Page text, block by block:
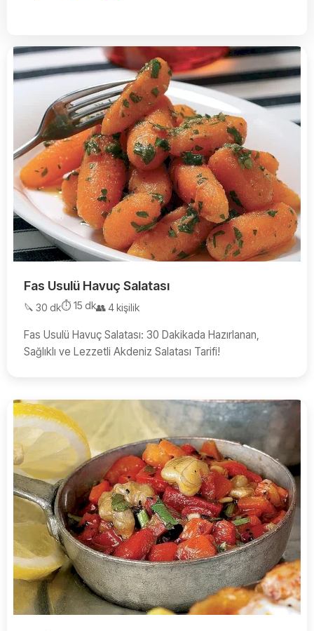
Fas Usulü Havuç Salatası
🔪 30 dk⏱️ 15 dk👥 4 kişilik
Fas Usulü Havuç Salatası: 30 Dakikada Hazırlanan,
Sağlıklı ve Lezzetli Akdeniz Salatası Tarifi!